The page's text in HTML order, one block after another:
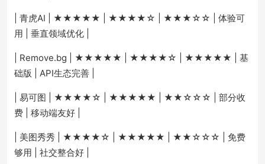
| 青虎AI | ★★★★★ | ★★★★☆ | ★★★☆☆ | 体验可
用 | 垂直领域优化 |
| Remove.bg | ★★★★★ | ★★★★☆ | ★★★★★ | 基
础版 | API生态完善 |
| 易可图 | ★★★★☆ | ★★★★★ | ★★☆☆☆ | 部分收
费 | 移动端友好 |
| 美图秀秀 | ★★★★☆ | ★★★★★ | ★★☆☆☆ | 免费
够用 | 社交整合好 |